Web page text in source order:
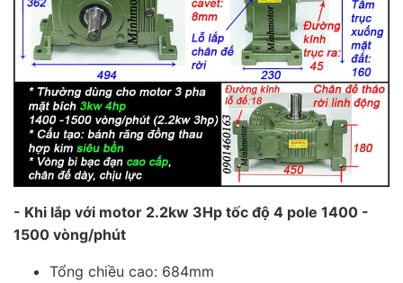
- Khi lắp với motor 2.2kw 3Hp tốc độ 4 pole 1400 -
1500 vòng/phút
Tổng chiều cao: 684mm